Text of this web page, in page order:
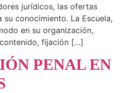
jurídicos, las ofertas
su conocimiento. La Escuela,
en su organización,
fijación […]
PENAL EN